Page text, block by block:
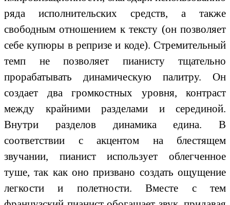
ряда исполнительских средств, а также
свободным отношением к тексту (он позволяет
себе купюры в репризе и коде). Стремительный
темп не позволяет пианисту тщательно
прорабатывать динамическую палитру. Он
создает два громкостных уровня, контраст
между крайними разделами и серединой.
Внутри разделов динамика едина. В
соответствии с акцентом на блестящем
звучании, пианист использует облегченное
туше, так как оно призвано создать ощущение
легкости и полетности. Вместе с тем